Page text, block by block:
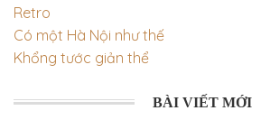
Retro
Có một Hà Nội như thế
Khổng tước giản thể
BÀI VIẾT MỚI